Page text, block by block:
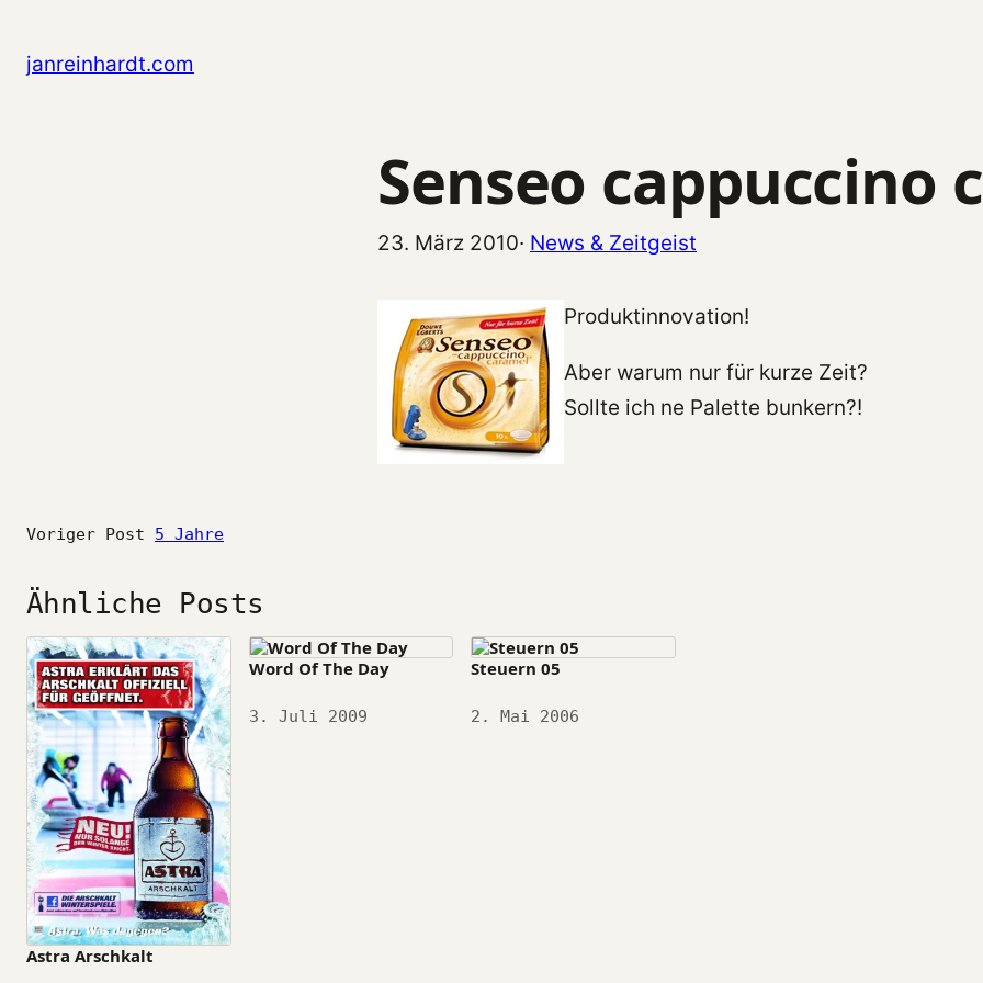
janreinhardt.com
Senseo cappuccino
23. März 2010· News & Zeitgeist
Produktinnovation!
Aber warum nur für kurze Zeit?
Sollte ich ne Palette bunkern?!
Voriger Post 5 Jahre
Ähnliche Posts
Astra Arschkalt
Word Of The Day
Datum
3. Juli 2009
Steuern 05
Datum
2. Mai 2006